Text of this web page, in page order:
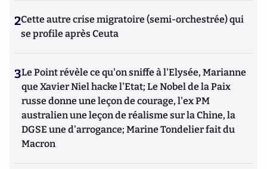
2Cette autre crise migratoire (semi-orchestrée) qui
se profile après Ceuta
3Le Point révèle ce qu'on sniffe à l'Elysée, Marianne
que Xavier Niel hacke l'Etat; Le Nobel de la Paix
russe donne une leçon de courage, l'ex PM
australien une leçon de réalisme sur la Chine, la
DGSE une d'arrogance; Marine Tondelier fait du
Macron